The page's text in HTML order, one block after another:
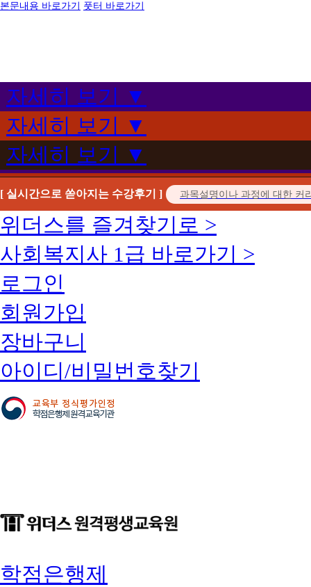
본문내용 바로가기 풋터 바로가기
자세히 보기 ▼
자세히 보기 ▼
자세히 보기 ▼
[ 실시간으로 쏟아지는 수강후기 ]
위더스를 즐겨찾기로 >
사회복지사 1급 바로가기 >
로그인
회원가입
장바구니
아이디/비밀번호찾기
학점은행제